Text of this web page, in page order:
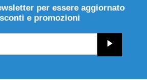
per essere aggiornato
e promozioni